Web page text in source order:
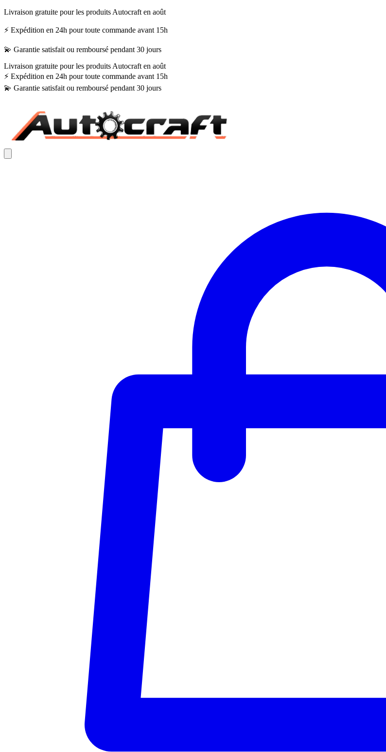
Livraison gratuite pour les produits Autocraft en août
⚡ Expédition en 24h pour toute commande avant 15h
💫 Garantie satisfait ou remboursé pendant 30 jours
Livraison gratuite pour les produits Autocraft en août
⚡ Expédition en 24h pour toute commande avant 15h
💫 Garantie satisfait ou remboursé pendant 30 jours